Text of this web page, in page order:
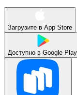
Загрузите в App Store
Доступно в Google Play